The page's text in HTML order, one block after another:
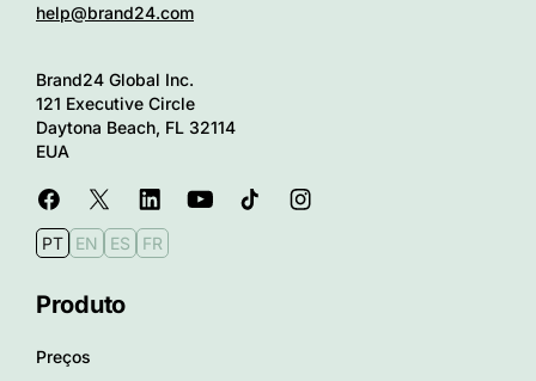
help@brand24.com
Brand24 Global Inc.
121 Executive Circle
Daytona Beach, FL 32114
EUA
PT EN ES FR
Produto
Preços